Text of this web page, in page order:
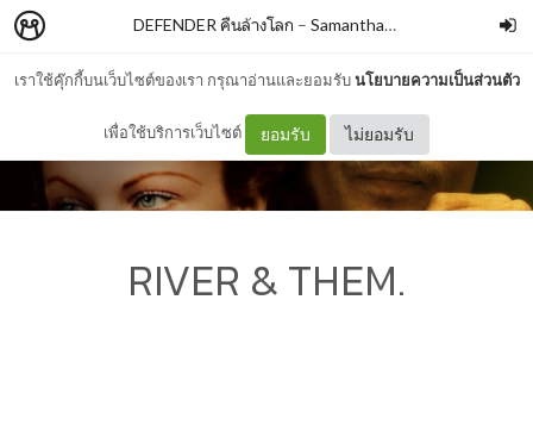
เราใช้คุ๊กกี้บนเว็บไซต์ของเรา กรุณาอ่านและยอมรับนโยบายความเป็นส่วนตัว
เพื่อใช้บริการเว็บไซต์ ยอมรับ ไม่ยอมรับ
DEFENDER คืนล้างโลก – Samanthachiew
RIVER & THEM.